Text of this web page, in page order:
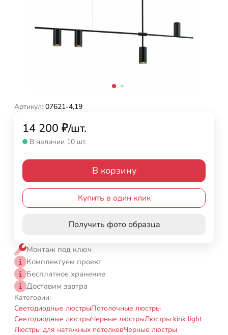
Артикул: 07621-4,19
14 200 ₽/шт.
В наличии 10 шт.
В корзину
Купить в один клик
Получить фото образца
Монтаж под ключ
Комплектуем проект
Бесплатное хранение
Доставим завтра
Категории:
Светодиодные люстрыПотолочные люстры
Светодиодные люстрыЧерные люстрыЛюстры kink light
Люстры для натяжных потолковЧерные люстры